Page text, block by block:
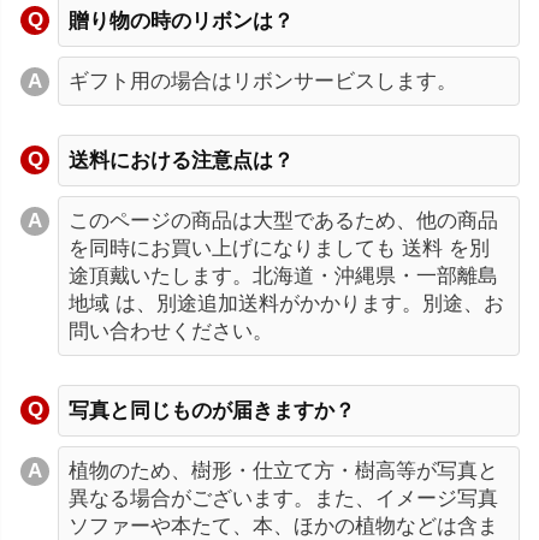
贈り物の時のリボンは？
ギフト用の場合はリボンサービスします。
送料における注意点は？
このページの商品は大型であるため、他の商品
を同時にお買い上げになりましても 送料 を別
途頂戴いたします。北海道・沖縄県・一部離島
地域 は、別途追加送料がかかります。別途、お
問い合わせください。
写真と同じものが届きますか？
植物のため、樹形・仕立て方・樹高等が写真と
異なる場合がございます。また、イメージ写真
ソファーや本たて、本、ほかの植物などは含ま